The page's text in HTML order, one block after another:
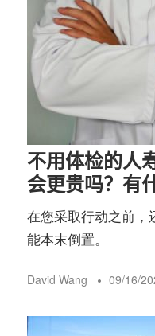
不用体检的人
会更贵吗？有
在您采取行动之前，
能本末倒置。
David Wang 09/16/